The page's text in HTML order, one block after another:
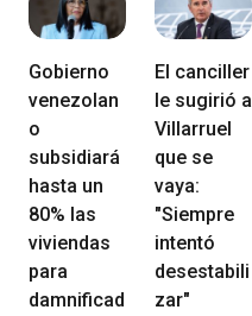
Gobierno
venezolan
o
subsidiará
hasta un
80% las
viviendas
para
damnificad
El canciller
le sugirió a
Villarruel
que se
vaya:
"Siempre
intentó
desestabili
zar"